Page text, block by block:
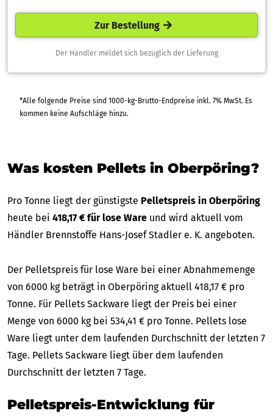
Zur Bestellung
Der Händler meldet sich bezüglich der Lieferung
*Alle folgende Preise sind 1000-kg-Brutto-Endpreise inkl. 7% MwSt. Es
kommen keine Aufschläge hinzu.
Was kosten Pellets in Oberpöring?
Pro Tonne liegt der günstigste Pelletspreis in Oberpöring
heute bei 418,17 € für lose Ware und wird aktuell vom
Händler Brennstoffe Hans-Josef Stadler e. K. angeboten.
Der Pelletspreis für lose Ware bei einer Abnahmemenge
von 6000 kg beträgt in Oberpöring aktuell 418,17 € pro
Tonne. Für Pellets Sackware liegt der Preis bei einer
Menge von 6000 kg bei 534,41 € pro Tonne. Pellets lose
Ware liegt unter dem laufenden Durchschnitt der letzten 7
Tage. Pellets Sackware liegt über dem laufenden
Durchschnitt der letzten 7 Tage.
Pelletspreis-Entwicklung für